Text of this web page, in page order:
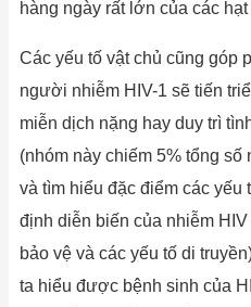
hàng ngày rất lớn của các hạt
Các yếu tố vật chủ cũng góp
người nhiễm HIV-1 sẽ tiến
miễn dịch nặng hay duy trì
(nhóm này chiếm 5% tổng
và tìm hiểu đặc điểm các yếu
định diễn biến của nhiễm
bảo vệ và các yếu tố di
ta hiểu được bệnh sinh của